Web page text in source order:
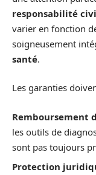
responsabilité
varier en fonction
soigneusement
santé.
Les garanties
Remboursement
les outils de
sont pas toujours
Protection